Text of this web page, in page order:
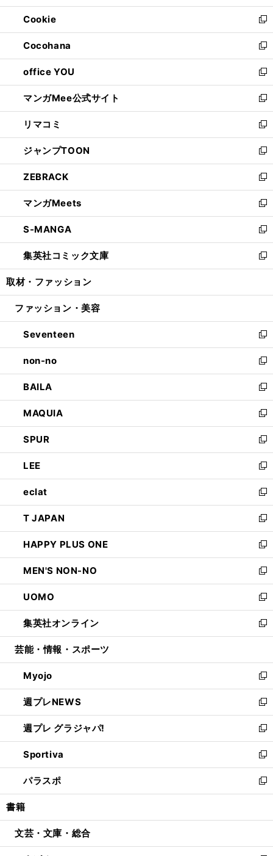
開
く
ウ
で
開
く
ン
ド
ウ
で
開
く
ウ
ィ
ン
ド
ウ
で
開
く
Cookie
新
し
い
ウ
ィ
ン
ド
ウ
で
開
く
Cocohana
新
し
い
ウ
ィ
ン
ド
ウ
で
開
く
office YOU
新
し
い
ウ
ィ
ン
ド
ウ
で
開
く
マンガMee公式サイト
新
し
い
ウ
ィ
ン
ド
ウ
で
開
く
リマコミ
新
し
い
ウ
ィ
ン
ド
ウ
で
開
く
ジャンプTOON
新
し
い
ウ
ィ
ン
ド
ウ
で
開
ZEBRACK
新
し
い
ウ
ィ
ン
ド
ウ
開
マンガMeets
新
し
い
ウ
ィ
ン
ウ
開
く
S-MANGA
新
し
い
ウ
ン
ウ
で
開
く
集英社コミック文庫
新
し
ウ
ン
ド
ウ
で
開
く
取材・ファッション
ファッション・美容
Seventeen
新
し
い
ウ
ィ
ン
ド
ウ
で
開
く
non-no
新
し
い
ウ
ィ
ン
ド
ウ
で
開
く
BAILA
新
し
い
ウ
ィ
ン
ド
ウ
で
開
く
MAQUIA
新
し
い
ウ
ィ
ン
ド
ウ
で
開
く
SPUR
新
し
い
ウ
ィ
ン
ド
ウ
で
開
く
LEE
新
し
い
ウ
ィ
ン
ド
ウ
で
開
く
eclat
新
し
い
ウ
ィ
ン
ド
ウ
で
開
く
T JAPAN
新
し
い
ウ
ィ
ン
ド
ウ
で
開
HAPPY PLUS ONE
新
し
い
ウ
ィ
ン
ド
ウ
開
く
MEN'S NON-NO
新
し
い
ウ
ィ
ン
ウ
で
開
く
UOMO
新
し
い
ウ
ン
ド
ウ
で
開
く
集英社オンライン
新
し
ウ
ィ
ン
ド
ウ
で
開
く
芸能・情報・スポーツ
Myojo
新
し
い
ウ
ィ
ン
ド
ウ
で
開
週プレNEWS
新
し
い
ウ
ィ
ン
ド
ウ
開
週プレ グラジャパ!
新
し
い
ウ
ィ
ン
ウ
開
Sportiva
新
し
い
ウ
ン
ウ
パラスポ
新
し
ウ
ン
書籍
文芸・文庫・総合